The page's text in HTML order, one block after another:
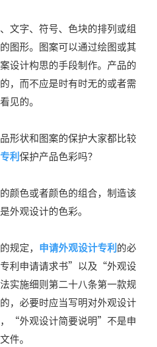
文字、符号、色块的排列或组
图形。图案可以通过绘图或其
设计构思的手段制作。产品的
，而不应是时有时无的或者需
见的。
形状和图案的保护大家都比较
利保护产品色彩吗？
颜色或者颜色的组合，制造该
外观设计的色彩。
规定， 申请外观设计专利的必
利申请请求书”以及“外观设
实施细则第二十八条第一款规
，必要时应当写明对外观设计
“外观设计简要说明”不是申
件。